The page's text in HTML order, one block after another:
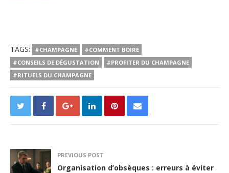
TAGS: #CHAMPAGNE
#COMMENT BOIRE
#CONSEILS DE DÉGUSTATION
#PROFITER DU CHAMPAGNE
#RITUELS DU CHAMPAGNE
PREVIOUS POST
Organisation d’obsèques : erreurs à éviter